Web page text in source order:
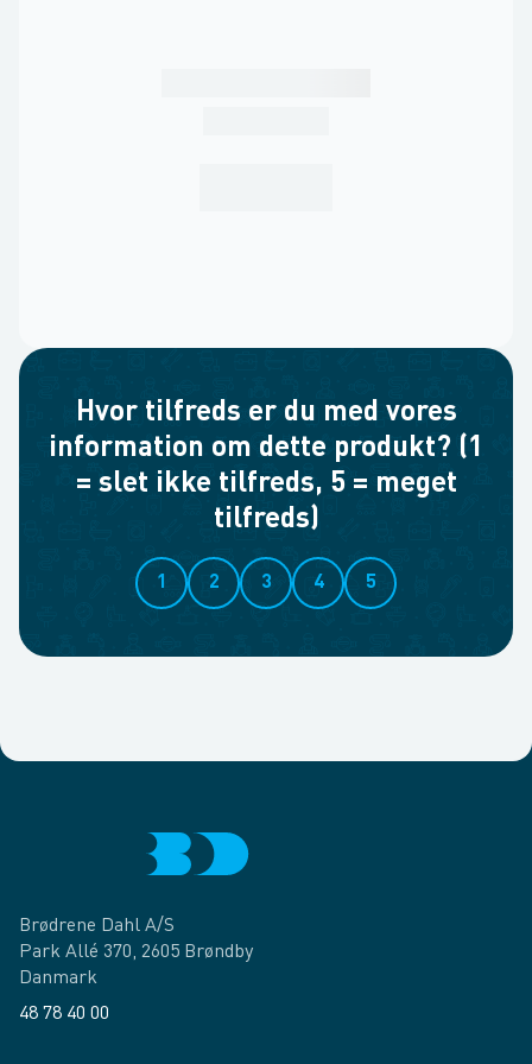
Hvor tilfreds er du med vores
information om dette produkt? (1
= slet ikke tilfreds, 5 = meget
tilfreds)
1 2 3 4 5
Brødrene Dahl A/S
Park Allé 370, 2605 Brøndby
Danmark
48 78 40 00